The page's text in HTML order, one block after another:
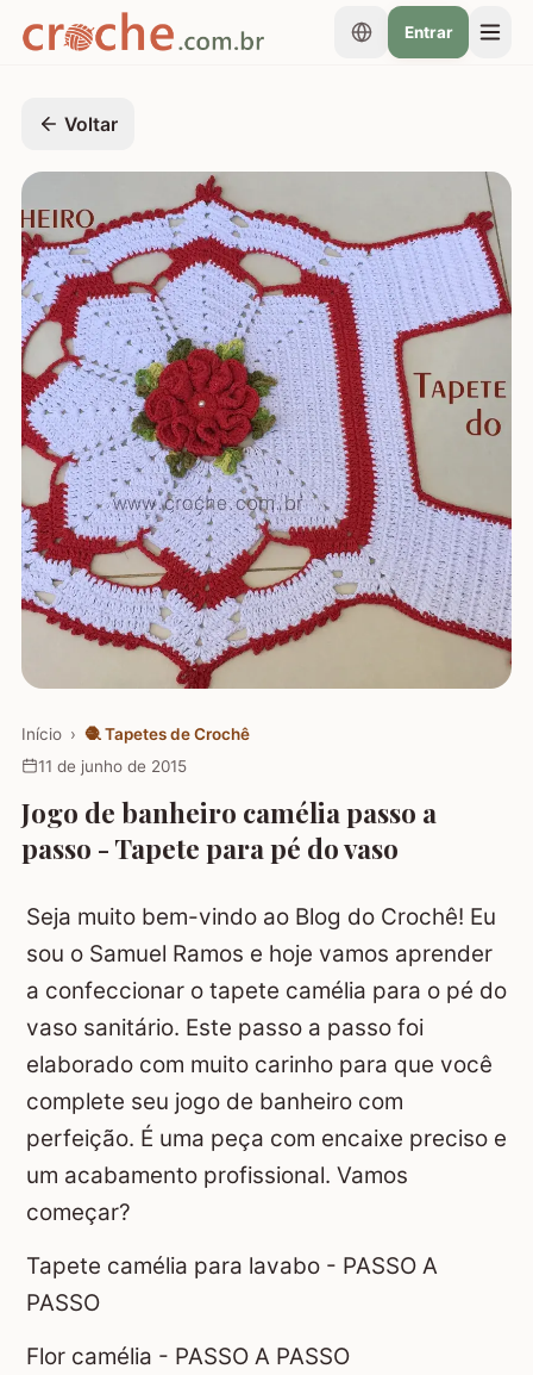
Entrar
Voltar
Início › 🧶 Tapetes de Crochê
11 de junho de 2015
Jogo de banheiro camélia passo a
passo - Tapete para pé do vaso
Seja muito bem-vindo ao Blog do Crochê! Eu
sou o Samuel Ramos e hoje vamos aprender
a confeccionar o tapete camélia para o pé do
vaso sanitário. Este passo a passo foi
elaborado com muito carinho para que você
complete seu jogo de banheiro com
perfeição. É uma peça com encaixe preciso e
um acabamento profissional. Vamos
começar?
Tapete camélia para lavabo - PASSO A
PASSO
Flor camélia - PASSO A PASSO